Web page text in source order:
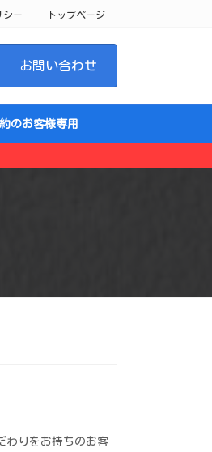
シー トップページ
お問い合わせ
のお客様専用
わりをお持ちのお客